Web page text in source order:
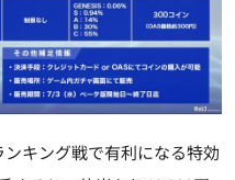
ンキング戦で有利になる特効